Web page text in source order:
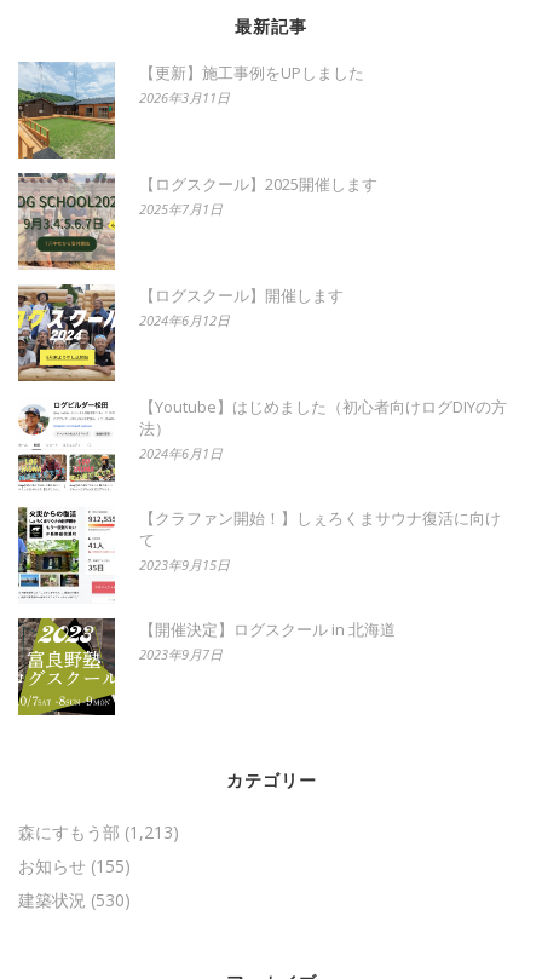
最新記事
【更新】施工事例をUPしました
2026年3月11日
【ログスクール】2025開催します
2025年7月1日
【ログスクール】開催します
2024年6月12日
【Youtube】はじめました（初心者向けログDIYの方
法）
2024年6月1日
【クラファン開始！】しぇろくまサウナ復活に向け
て
2023年9月15日
【開催決定】ログスクール in 北海道
2023年9月7日
カテゴリー
森にすもう部 (1,213)
お知らせ (155)
建築状況 (530)